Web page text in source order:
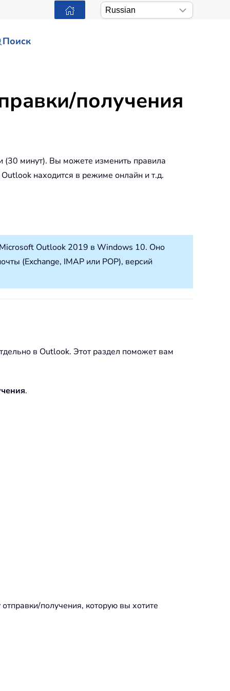
Поиск
получения
(30 минут). Вы можете изменить правила
находится в режиме онлайн и т.д.
Microsoft Outlook 2019 в Windows 10. Оно
(Exchange, IMAP или POP), версий
в Outlook. Этот раздел поможет вам
.
получения, которую вы хотите